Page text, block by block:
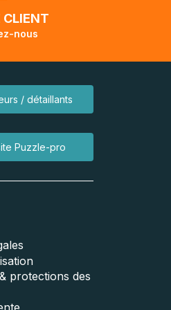
CLIENT
nous
/ détaillants
Puzzle-pro
protections des